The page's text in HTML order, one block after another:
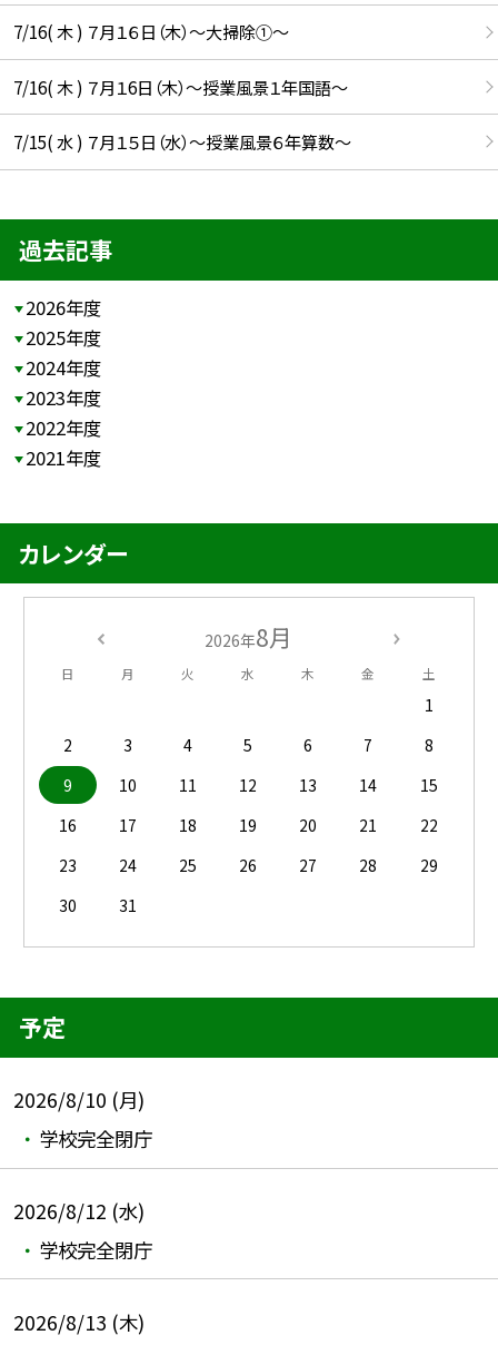
7/16( 木 ) ７月１６日（木）～大掃除①～
7/16( 木 ) ７月１6日（木）～授業風景１年国語～
7/15( 水 ) ７月１５日（水）～授業風景６年算数～
過去記事
2026年度
2025年度
2024年度
2023年度
2022年度
2021年度
カレンダー
2026年8月
日 月 火 水 木 金 土
1
2
3 4 5 6 7
8
9
10 11 12 13 14
15
16
17 18 19 20 21
22
23
24 25 26 27 28
29
30
31
予定
2026/8/10 (月)
学校完全閉庁
2026/8/12 (水)
学校完全閉庁
2026/8/13 (木)